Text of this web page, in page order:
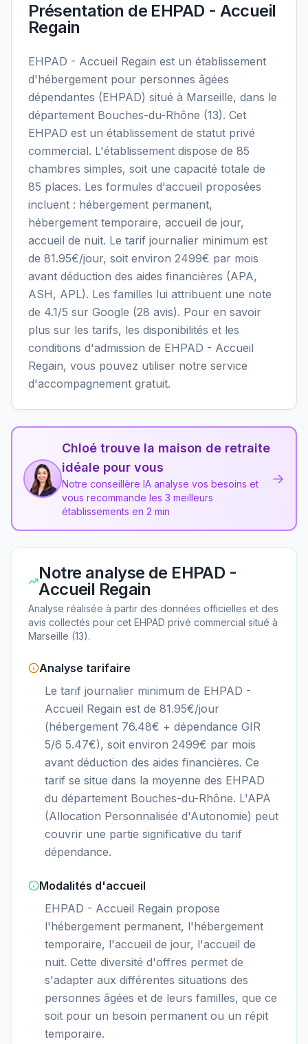
Présentation de EHPAD - Accueil
Regain
EHPAD - Accueil Regain est un établissement
d'hébergement pour personnes âgées
dépendantes (EHPAD) situé à Marseille, dans le
département Bouches-du-Rhône (13). Cet
EHPAD est un établissement de statut privé
commercial. L'établissement dispose de 85
chambres simples, soit une capacité totale de
85 places. Les formules d'accueil proposées
incluent : hébergement permanent,
hébergement temporaire, accueil de jour,
accueil de nuit. Le tarif journalier minimum est
de 81.95€/jour, soit environ 2499€ par mois
avant déduction des aides financières (APA,
ASH, APL). Les familles lui attribuent une note
de 4.1/5 sur Google (28 avis). Pour en savoir
plus sur les tarifs, les disponibilités et les
conditions d'admission de EHPAD - Accueil
Regain, vous pouvez utiliser notre service
d'accompagnement gratuit.
Chloé trouve la maison de retraite
idéale pour vous
Notre conseillère IA analyse vos besoins et
vous recommande les 3 meilleurs
établissements en 2 min
→
Notre analyse de EHPAD -
Accueil Regain
Analyse réalisée à partir des données officielles et des
avis collectés pour cet EHPAD privé commercial situé à
Marseille (13).
Analyse tarifaire
Le tarif journalier minimum de EHPAD -
Accueil Regain est de 81.95€/jour
(hébergement 76.48€ + dépendance GIR
5/6 5.47€), soit environ 2499€ par mois
avant déduction des aides financières. Ce
tarif se situe dans la moyenne des EHPAD
du département Bouches-du-Rhône. L'APA
(Allocation Personnalisée d'Autonomie) peut
couvrir une partie significative du tarif
dépendance.
Modalités d'accueil
EHPAD - Accueil Regain propose
l'hébergement permanent, l'hébergement
temporaire, l'accueil de jour, l'accueil de
nuit. Cette diversité d'offres permet de
s'adapter aux différentes situations des
personnes âgées et de leurs familles, que ce
soit pour un besoin permanent ou un répit
temporaire.